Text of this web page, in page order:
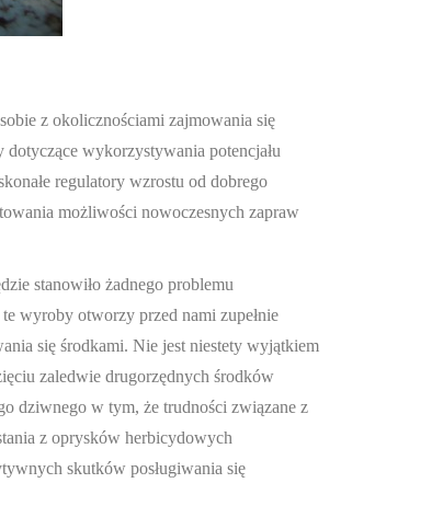
z okolicznościami zajmowania się
wykorzystywania potencjału
regulatory wzrostu od dobrego
możliwości nowoczesnych zapraw
stanowiło żadnego problemu
wyroby otworzy przed nami zupełnie
się środkami. Nie jest niestety wyjątkiem
zaledwie drugorzędnych środków
dziwnego w tym, że trudności związane z
z oprysków herbicydowych
skutków posługiwania się